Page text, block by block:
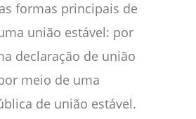
formas principais de
união estável: por
declaração de união
meio de uma
de união estável.